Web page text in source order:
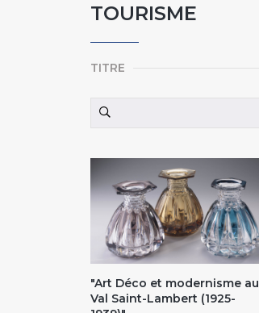
TOURISME
TITRE
"Art Déco et modernisme au
Val Saint-Lambert (1925-